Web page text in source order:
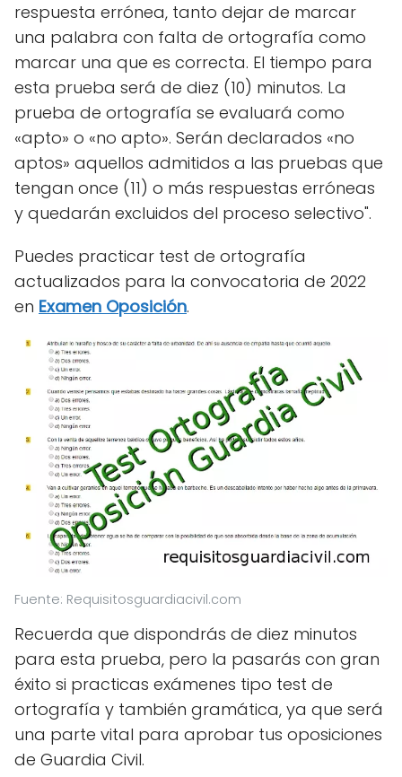
respuesta errónea, tanto dejar de marcar
una palabra con falta de ortografía como
marcar una que es correcta. El tiempo para
esta prueba será de diez (10) minutos. La
prueba de ortografía se evaluará como
«apto» o «no apto». Serán declarados «no
aptos» aquellos admitidos a las pruebas que
tengan once (11) o más respuestas erróneas
y quedarán excluidos del proceso selectivo".
Puedes practicar test de ortografía
actualizados para la convocatoria de 2022
en Examen Oposición.
Fuente: Requisitosguardiacivil.com
Recuerda que dispondrás de diez minutos
para esta prueba, pero la pasarás con gran
éxito si practicas exámenes tipo test de
ortografía y también gramática, ya que será
una parte vital para aprobar tus oposiciones
de Guardia Civil.